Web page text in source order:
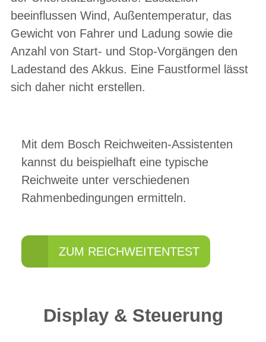
beeinflussen Wind, Außentemperatur, das
Gewicht von Fahrer und Ladung sowie die
Anzahl von Start- und Stop-Vorgängen den
Ladestand des Akkus. Eine Faustformel lässt
sich daher nicht erstellen.
Mit dem Bosch Reichweiten-Assistenten
kannst du beispielhaft eine typische
Reichweite unter verschiedenen
Rahmenbedingungen ermitteln.
ZUM REICHWEITENTEST
Display & Steuerung